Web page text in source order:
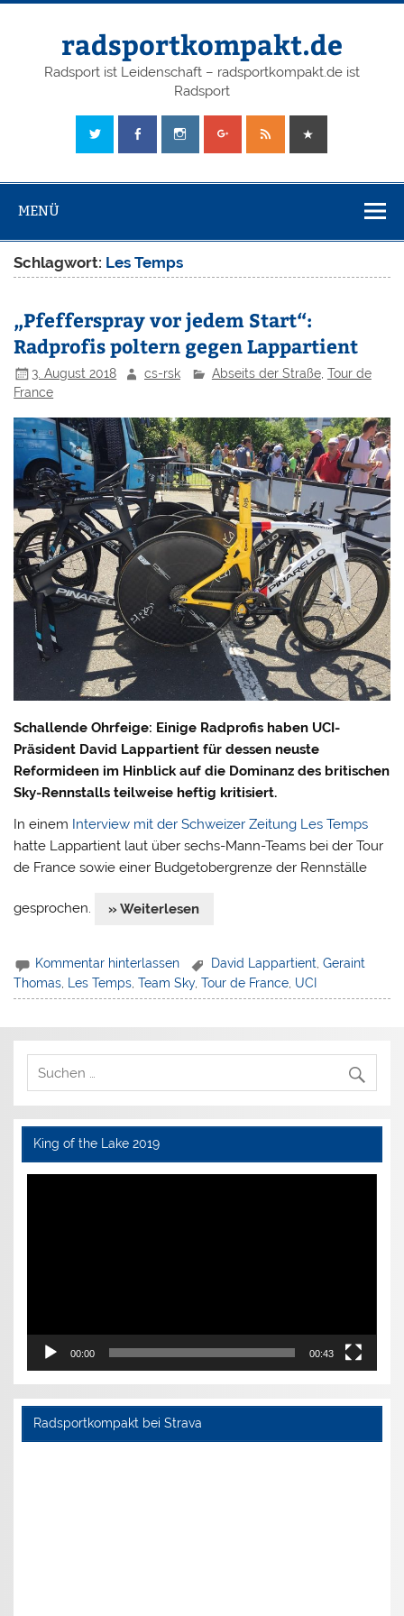
radsportkompakt.de
Radsport ist Leidenschaft – radsportkompakt.de ist
Radsport
MENÜ
Schlagwort: Les Temps
„Pfefferspray vor jedem Start“:
Radprofis poltern gegen Lappartient
3. August 2018 cs-rsk Abseits der Straße, Tour de
France
Schallende Ohrfeige: Einige Radprofis haben UCI-
Präsident David Lappartient für dessen neuste
Reformideen im Hinblick auf die Dominanz des britischen
Sky-Rennstalls teilweise heftig kritisiert.
In einem Interview mit der Schweizer Zeitung Les Temps
hatte Lappartient laut über sechs-Mann-Teams bei der Tour
de France sowie einer Budgetobergrenze der Rennställe
gesprochen. » Weiterlesen
Kommentar hinterlassen David Lappartient,Geraint
Thomas
Les Temps ,Team Sky,Tour de France UCI
King of the Lake 2019
00:00 00:43
Radsportkompakt bei Strava